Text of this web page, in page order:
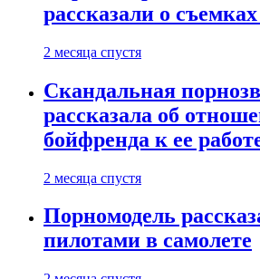
рассказали о
2 месяца спустя
Скандальная
рассказала об
бойфренда к ее
2 месяца спустя
Порномодель
пилотами в самолете